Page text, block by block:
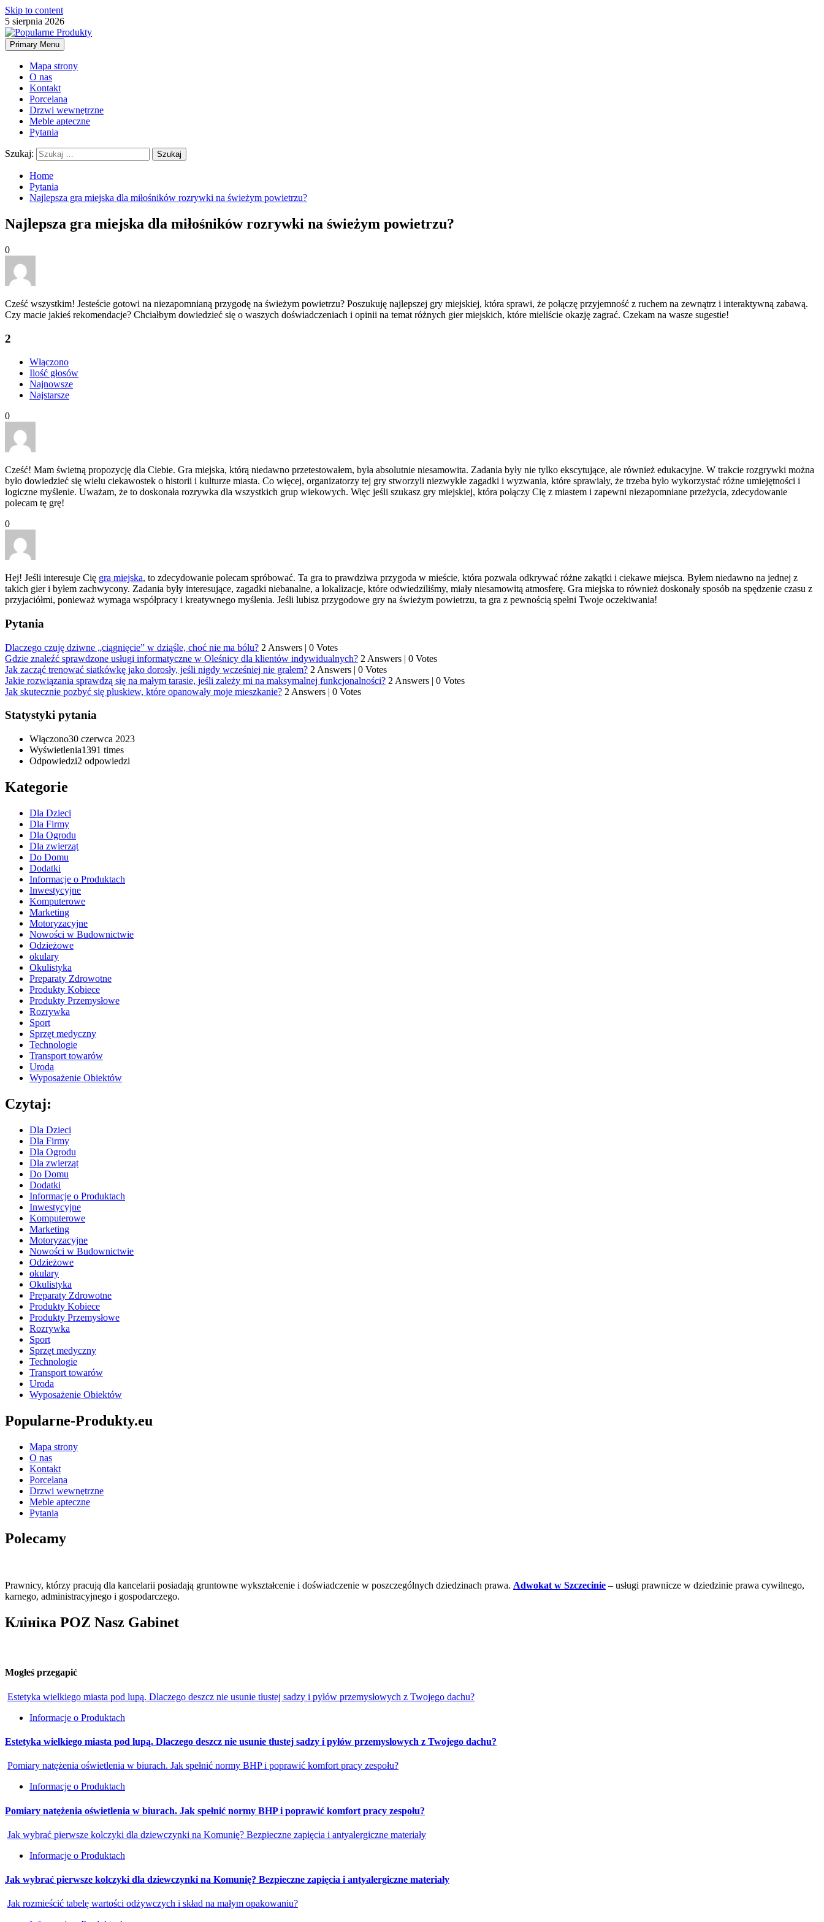
Skip to content
5 sierpnia 2026
Primary Menu
Mapa strony
O nas
Kontakt
Porcelana
Drzwi wewnętrzne
Meble apteczne
Pytania
Szukaj:
Home
Pytania
Najlepsza gra miejska dla miłośników rozrywki na świeżym powietrzu?
Najlepsza gra miejska dla miłośników rozrywki na świeżym powietrzu?
0
Cześć wszystkim! Jesteście gotowi na niezapomnianą przygodę na świeżym powietrzu? Poszukuję najlepszej gry miejskiej, która sprawi, że połączę przyjemność z ruchem na zewnątrz i interaktywną zabawą.
Czy macie jakieś rekomendacje? Chciałbym dowiedzieć się o waszych doświadczeniach i opinii na temat różnych gier miejskich, które mieliście okazję zagrać. Czekam na wasze sugestie!
2
Włączono
Ilość głosów
Najnowsze
Najstarsze
0
Cześć! Mam świetną propozycję dla Ciebie. Gra miejska, którą niedawno przetestowałem, była absolutnie niesamowita. Zadania były nie tylko ekscytujące, ale również edukacyjne. W trakcie rozgrywki można
było dowiedzieć się wielu ciekawostek o historii i kulturze miasta. Co więcej, organizatorzy tej gry stworzyli niezwykłe zagadki i wyzwania, które sprawiały, że trzeba było wykorzystać różne umiejętności i
logiczne myślenie. Uważam, że to doskonała rozrywka dla wszystkich grup wiekowych. Więc jeśli szukasz gry miejskiej, która połączy Cię z miastem i zapewni niezapomniane przeżycia, zdecydowanie
polecam tę grę!
0
Hej! Jeśli interesuje Cię gra miejska, to zdecydowanie polecam spróbować. Ta gra to prawdziwa przygoda w mieście, która pozwala odkrywać różne zakątki i ciekawe miejsca. Byłem niedawno na jednej z
takich gier i byłem zachwycony. Zadania były interesujące, zagadki niebanalne, a lokalizacje, które odwiedziliśmy, miały niesamowitą atmosferę. Gra miejska to również doskonały sposób na spędzenie czasu z
przyjaciółmi, ponieważ wymaga współpracy i kreatywnego myślenia. Jeśli lubisz przygodowe gry na świeżym powietrzu, ta gra z pewnością spełni Twoje oczekiwania!
Pytania
Dlaczego czuję dziwne „ciągnięcie” w dziąśle, choć nie ma bólu? 2 Answers | 0 Votes
Gdzie znaleźć sprawdzone usługi informatyczne w Oleśnicy dla klientów indywidualnych? 2 Answers | 0 Votes
Jak zacząć trenować siatkówkę jako dorosły, jeśli nigdy wcześniej nie grałem? 2 Answers | 0 Votes
Jakie rozwiązania sprawdzą się na małym tarasie, jeśli zależy mi na maksymalnej funkcjonalności? 2 Answers | 0 Votes
Jak skutecznie pozbyć się pluskiew, które opanowały moje mieszkanie? 2 Answers | 0 Votes
Statystyki pytania
Włączono30 czerwca 2023
Wyświetlenia1391 times
Odpowiedzi2 odpowiedzi
Kategorie
Dla Dzieci
Dla Firmy
Dla Ogrodu
Dla zwierząt
Do Domu
Dodatki
Informacje o Produktach
Inwestycyjne
Komputerowe
Marketing
Motoryzacyjne
Nowości w Budownictwie
Odzieżowe
okulary
Okulistyka
Preparaty Zdrowotne
Produkty Kobiece
Produkty Przemysłowe
Rozrywka
Sport
Sprzęt medyczny
Technologie
Transport towarów
Uroda
Wyposażenie Obiektów
Czytaj:
Dla Dzieci
Dla Firmy
Dla Ogrodu
Dla zwierząt
Do Domu
Dodatki
Informacje o Produktach
Inwestycyjne
Komputerowe
Marketing
Motoryzacyjne
Nowości w Budownictwie
Odzieżowe
okulary
Okulistyka
Preparaty Zdrowotne
Produkty Kobiece
Produkty Przemysłowe
Rozrywka
Sport
Sprzęt medyczny
Technologie
Transport towarów
Uroda
Wyposażenie Obiektów
Popularne-Produkty.eu
Mapa strony
O nas
Kontakt
Porcelana
Drzwi wewnętrzne
Meble apteczne
Pytania
Polecamy
Prawnicy, którzy pracują dla kancelarii posiadają gruntowne wykształcenie i doświadczenie w poszczególnych dziedzinach prawa. Adwokat w Szczecinie – usługi prawnicze w dziedzinie prawa cywilnego,
karnego, administracyjnego i gospodarczego.
Клініка POZ Nasz Gabinet
Mogłeś przegapić
Estetyka wielkiego miasta pod lupą. Dlaczego deszcz nie usunie tłustej sadzy i pyłów przemysłowych z Twojego dachu?
Informacje o Produktach
Estetyka wielkiego miasta pod lupą. Dlaczego deszcz nie usunie tłustej sadzy i pyłów przemysłowych z Twojego dachu?
Pomiary natężenia oświetlenia w biurach. Jak spełnić normy BHP i poprawić komfort pracy zespołu?
Informacje o Produktach
Pomiary natężenia oświetlenia w biurach. Jak spełnić normy BHP i poprawić komfort pracy zespołu?
Jak wybrać pierwsze kolczyki dla dziewczynki na Komunię? Bezpieczne zapięcia i antyalergiczne materiały
Informacje o Produktach
Jak wybrać pierwsze kolczyki dla dziewczynki na Komunię? Bezpieczne zapięcia i antyalergiczne materiały
Jak rozmieścić tabelę wartości odżywczych i skład na małym opakowaniu?